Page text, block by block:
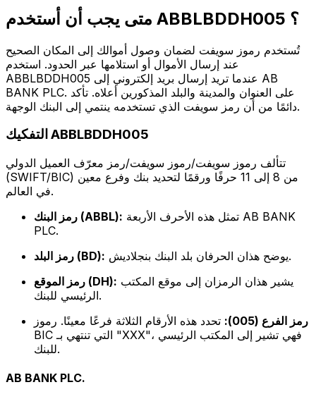
متى يجب أن أستخدم ABBLBDDH005 ؟
تُستخدم رموز سويفت لضمان وصول أموالك إلى المكان الصحيح
عند إرسال الأموال أو استلامها عبر الحدود. استخدم
ABBLBDDH005 عندما تريد إرسال بريد إلكتروني إلى AB
BANK PLC. على العنوان والمدينة والبلد المذكورين أعلاه. تأكد
دائمًا من أن رمز سويفت الذي تستخدمه ينتمي إلى البنك الوجهة.
التفكيك ABBLBDDH005
تتألف رموز سويفت/رموز سويفت/رمز معرّف العميل الدولي
(SWIFT/BIC) من 8 إلى 11 حرفًا ورقمًا لتحديد بنك وفرع معين
في العالم.
رمز البنك (ABBL):
PLC.
رمز البلد (BD):
يوضح هذان الحرفان بلد البنك بنجلاديش.
رمز الموقع (DH):
الرئيسي للبنك.
رمز الفرع (005):
تحدد هذه الأرقام الثلاثة فرعًا معينًا. رموز
BIC التي تنتهي بـ "XXX"، فهي تشير إلى المكتب الرئيسي
للبنك.
AB BANK PLC.